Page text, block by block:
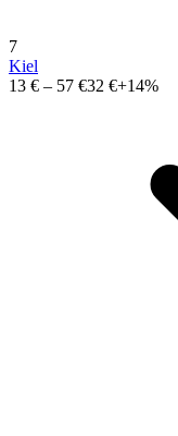
7
Kiel
13 € – 57 €32 €+14%